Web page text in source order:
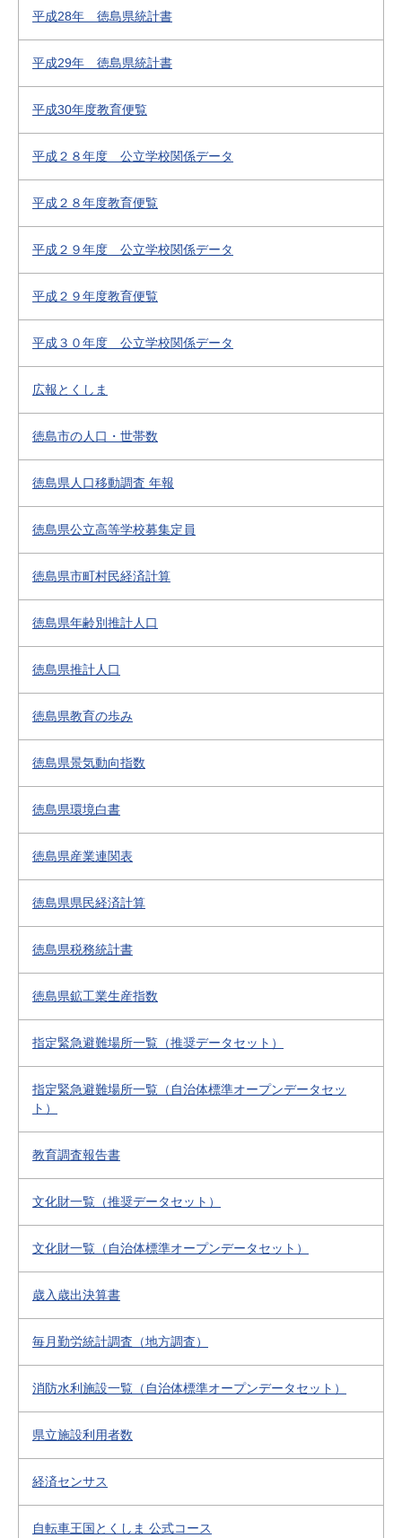
平成28年 徳島県統計書
平成29年 徳島県統計書
平成30年度教育便覧
平成２８年度 公立学校関係データ
平成２８年度教育便覧
平成２９年度 公立学校関係データ
平成２９年度教育便覧
平成３０年度 公立学校関係データ
広報とくしま
徳島市の人口・世帯数
徳島県人口移動調査 年報
徳島県公立高等学校募集定員
徳島県市町村民経済計算
徳島県年齢別推計人口
徳島県推計人口
徳島県教育の歩み
徳島県景気動向指数
徳島県環境白書
徳島県産業連関表
徳島県県民経済計算
徳島県税務統計書
徳島県鉱工業生産指数
指定緊急避難場所一覧（推奨データセット）
指定緊急避難場所一覧（自治体標準オープンデータセッ
ト）
教育調査報告書
文化財一覧（推奨データセット）
文化財一覧（自治体標準オープンデータセット）
歳入歳出決算書
毎月勤労統計調査（地方調査）
消防水利施設一覧（自治体標準オープンデータセット）
県立施設利用者数
経済センサス
自転車王国とくしま 公式コース